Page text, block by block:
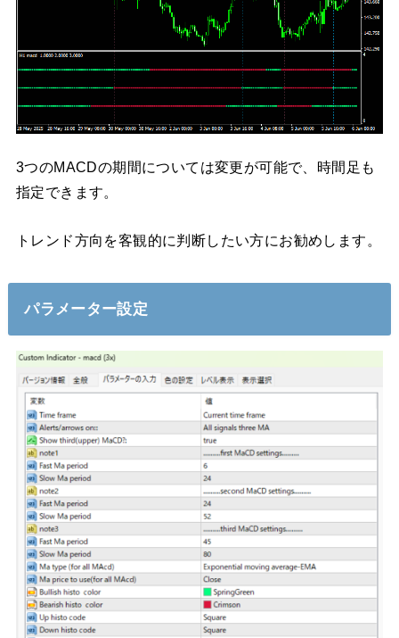
3つのMACDの期間については変更が可能で、時間足も
指定できます。
トレンド方向を客観的に判断したい方にお勧めします。
パラメーター設定